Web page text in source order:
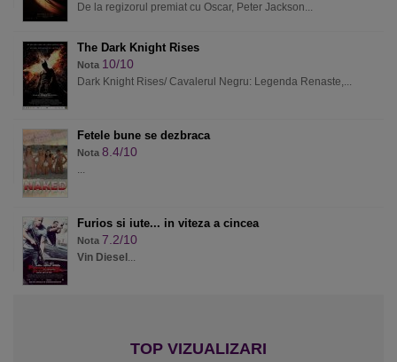
De la regizorul premiat cu Oscar, Peter Jackson...
The Dark Knight Rises
Nota 10/10
Dark Knight Rises/ Cavalerul Negru: Legenda Renaste,...
Fetele bune se dezbraca
Nota 8.4/10
...
Furios si iute... in viteza a cincea
Nota 7.2/10
Vin Diesel ...